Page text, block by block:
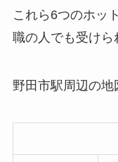
これら6つのホッ
職の人でも受けら
野田市駅周辺の地